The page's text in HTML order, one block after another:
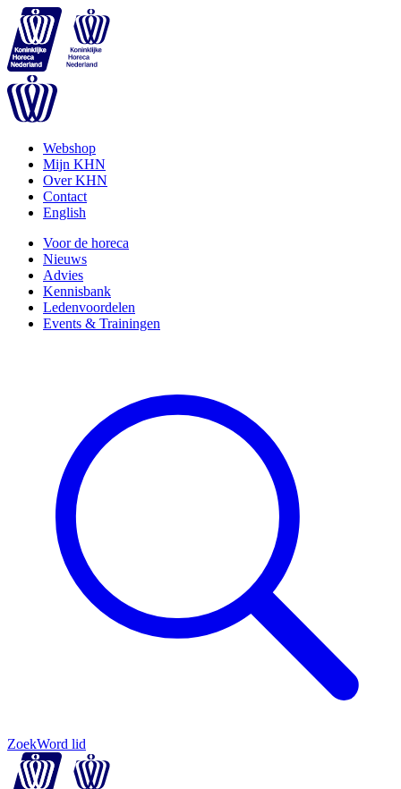
Webshop
Mijn KHN
Over KHN
Contact
English
Voor de horeca
Nieuws
Advies
Kennisbank
Ledenvoordelen
Events & Trainingen
ZoekWord lid